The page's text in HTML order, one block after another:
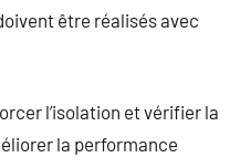
être réalisés avec
l’isolation et vérifier la
la performance